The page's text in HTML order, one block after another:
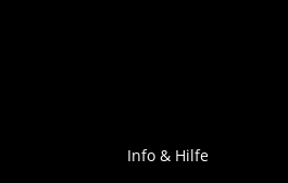
Info & Hilfe